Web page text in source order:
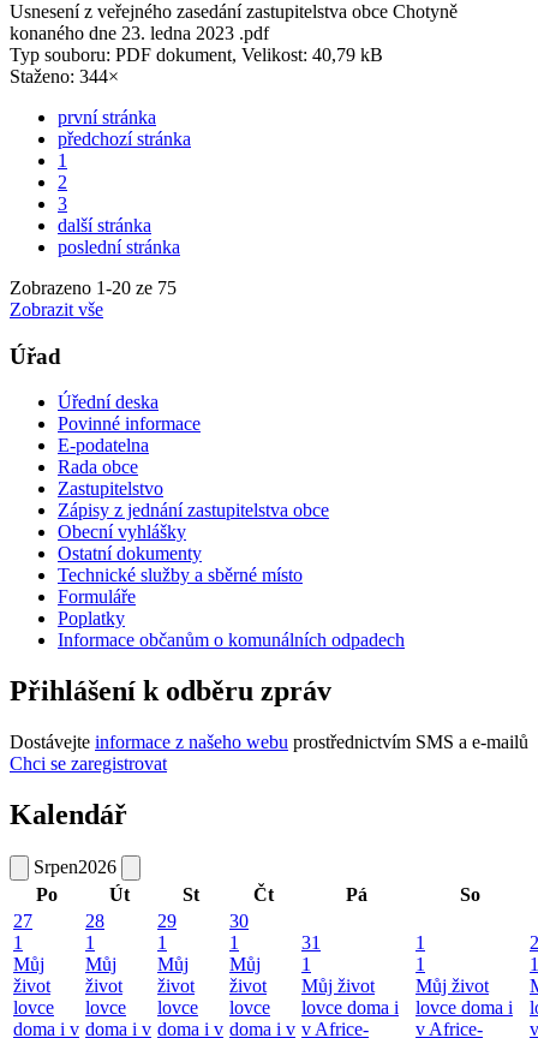
Usnesení z veřejného zasedání zastupitelstva obce Chotyně
konaného dne 23. ledna 2023 .pdf
Typ souboru: PDF dokument, Velikost: 40,79 kB
Staženo: 344×
první stránka
předchozí stránka
1
2
3
další stránka
poslední stránka
Zobrazeno 1-20 ze 75
Zobrazit vše
Úřad
Úřední deska
Povinné informace
E-podatelna
Rada obce
Zastupitelstvo
Zápisy z jednání zastupitelstva obce
Obecní vyhlášky
Ostatní dokumenty
Technické služby a sběrné místo
Formuláře
Poplatky
Informace občanům o komunálních odpadech
Přihlášení k odběru zpráv
Dostávejte informace z našeho webu prostřednictvím SMS a e-mailů
Chci se zaregistrovat
Kalendář
Srpen2026
Po
Út St Čt Pá
So
27
1
Můj
život
lovce
doma i v
28
1
Můj
život
lovce
doma i v
29
1
Můj
život
lovce
doma i v
30
1
Můj
život
lovce
doma i v
31
1
Můj život
lovce doma i
v Africe-
1
1
Můj život
lovce doma i
v Africe-
2
1